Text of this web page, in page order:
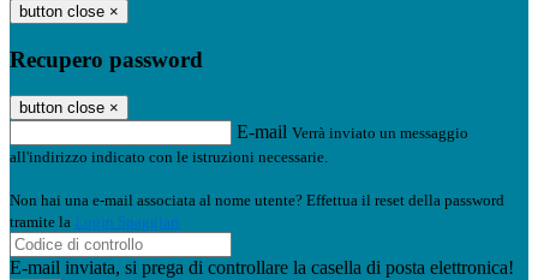
button close ×
Recupero password
button close ×
E-mail Verrà inviato un messaggio
all'indirizzo indicato con le istruzioni necessarie.
Non hai una e-mail associata al nome utente? Effettua il reset della password
tramite la Login Spaggiari
E-mail inviata, si prega di controllare la casella di posta elettronica!